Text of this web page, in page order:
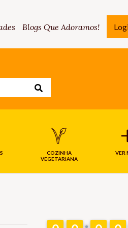
Blogs Que Adoramos!
COZINHA
VEGETARIANA
VER